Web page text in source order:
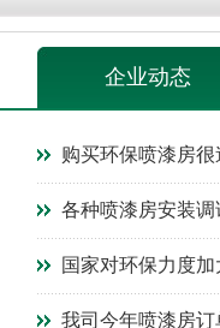
企业动态
购买环保喷漆房很
各种喷漆房安装调
国家对环保力度加
我司今年喷漆房